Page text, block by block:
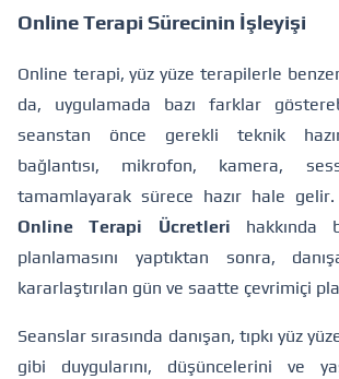
Online Terapi Sürecinin İşleyişi
Online terapi, yüz yüze terapilerle
da, uygulamada bazı farklar
seanstan önce gerekli teknik
bağlantısı, mikrofon, kamera,
tamamlayarak sürece hazır hale gelir.
Online Terapi Ücretleri hakkında
planlamasını yaptıktan sonra,
kararlaştırılan gün ve saatte çevrimiçi
Seanslar sırasında danışan, tıpkı yüz
gibi duygularını, düşüncelerini ve